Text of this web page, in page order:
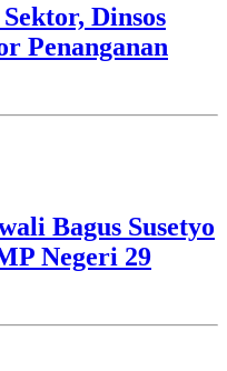
Dinsos
Penanganan
Bagus Susetyo
Negeri 29